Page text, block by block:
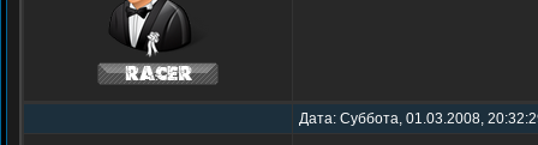
Дата: Суббота, 01.03.2008,